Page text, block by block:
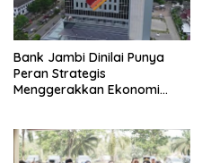
Bank Jambi Dinilai Punya
Peran Strategis
Menggerakkan Ekonomi